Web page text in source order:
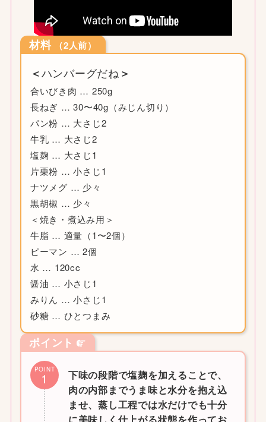
材料（2人前）
＜ハンバーグだね＞
合いびき肉 … 250g
長ねぎ … 30〜40g（みじん切り）
パン粉 … 大さじ2
牛乳 … 大さじ2
塩麹 … 大さじ1
片栗粉 … 小さじ1
ナツメグ … 少々
黒胡椒 … 少々
＜焼き・煮込み用＞
牛脂 … 適量（1〜2個）
ピーマン … 2個
水 … 120cc
醤油 … 小さじ1
みりん … 小さじ1
砂糖 … ひとつまみ
ポイント
POINT
1
下味の段階で塩麹を加えることで、
肉の内部までうま味と水分を抱え込
ませ、蒸し工程では水だけでも十分